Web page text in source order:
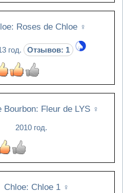
Roses de Chloe ♀
год. Отзывов: 1
Bourbon: Fleur de LYS ♀
2010 год.
Chloe: Chloe 1 ♀